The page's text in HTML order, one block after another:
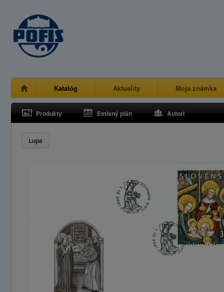
Katalóg Aktuality Moja známka
Produkty Emisný plán Autori
Lupa